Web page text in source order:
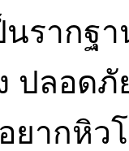
นรากฐ
ปลอด
ากหิว